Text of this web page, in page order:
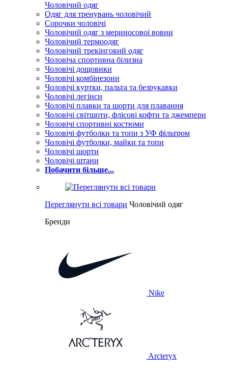
Чоловічий одяг
Одяг для тренувань чоловічий
Сорочки чоловічі
Чоловічий одяг з мериносової вовни
Чоловічий термоодяг
Чоловічий трекінговий одяг
Чоловіча спортивна білизна
Чоловічі дощовики
Чоловічі комбінезони
Чоловічі куртки, пальта та безрукавки
Чоловічі легінси
Чоловічі плавки та шорти для плавання
Чоловічі світшоти, флісові кофти та джемпери
Чоловічі спортивні костюми
Чоловічі футболки та топи з УФ фільтром
Чоловічі футболки, майки та топи
Чоловічі шорти
Чоловічі штани
Побачити більше...
Переглянути всі товари Чоловічий одяг
Бренди
Nike
Arcteryx